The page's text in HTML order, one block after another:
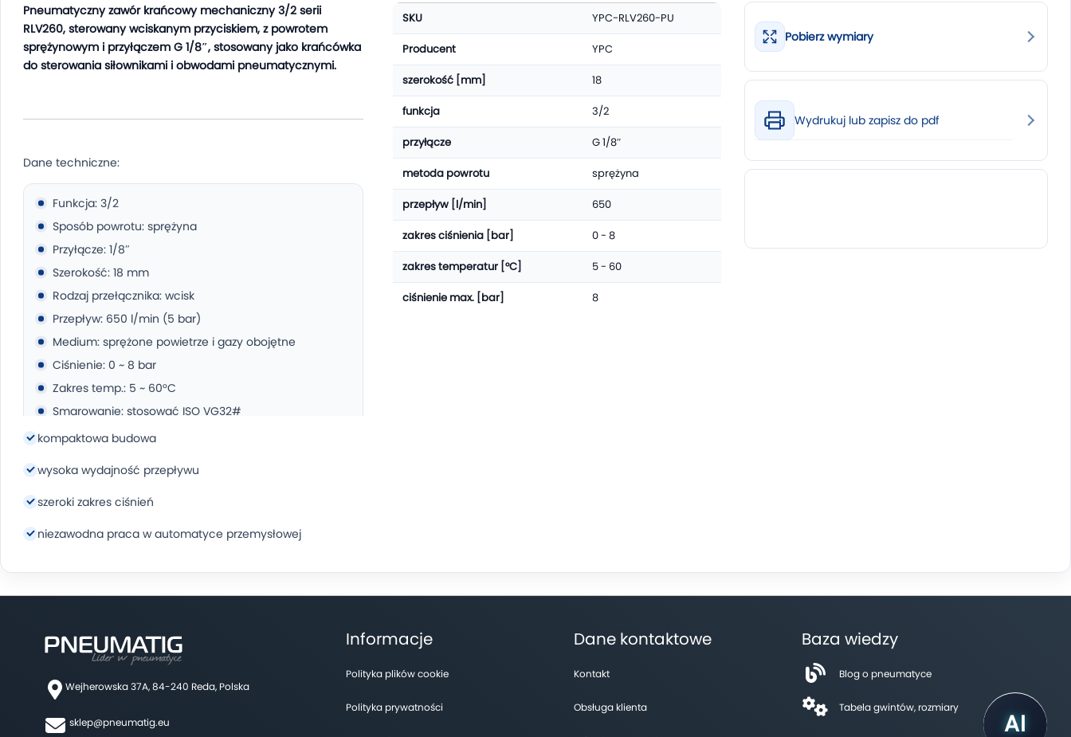
Pneumatyczny zawór krańcowy mechaniczny 3/2 serii
RLV260, sterowany wciskanym przyciskiem, z powrotem
sprężynowym i przyłączem G 1/8″, stosowany jako krańcówka
do sterowania siłownikami i obwodami pneumatycznymi.
Dane techniczne:
Funkcja: 3/2
Sposób powrotu: sprężyna
Przyłącze: 1/8″
Szerokość: 18 mm
Rodzaj przełącznika: wcisk
Przepływ: 650 l/min (5 bar)
Medium: sprężone powietrze i gazy obojętne
Ciśnienie: 0 ~ 8 bar
Zakres temp.: 5 ~ 60°C
Smarowanie: stosować ISO VG32#
Obudowa zaworu: odlew z aluminium
Uszczelki: guma (NBR)
Części pilota: nylon wzmacniany włóknem szklanym
Przykrywka: z cynku odlewanego ciśnieniowo
kompaktowa budowa
wysoka wydajność przepływu
szeroki zakres ciśnień
niezawodna praca w automatyce przemysłowej
Więcej
informacji
SKU YPC-RLV260-PU
Producent YPC
szerokość [mm] 18
funkcja 3/2
przyłącze G 1/8″
metoda powrotu sprężyna
przepływ [l/min] 650
zakres ciśnienia [bar] 0 - 8
zakres temperatur [°C] 5 - 60
ciśnienie max. [bar] 8
Pobierz wymiary
Wydrukuj lub zapisz do pdf
Wejherowska 37A, 84-240 Reda, Polska
sklep@pneumatig.eu
Informacje
Polityka plików cookie
Polityka prywatności
Dane kontaktowe
Kontakt
Obsługa klienta
Baza wiedzy
Blog o pneumatyce
Tabela gwintów, rozmiary